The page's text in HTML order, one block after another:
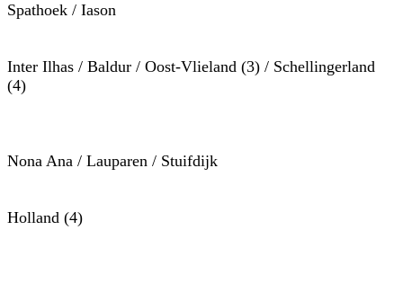
Spathoek / Iason
Inter Ilhas / Baldur / Oost-Vlieland (3) / Schellingerland
(4)
Nona Ana / Lauparen / Stuifdijk
Holland (4)